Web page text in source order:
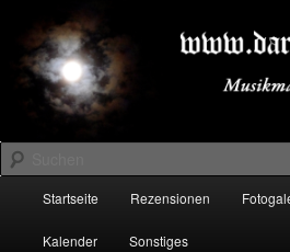
primären
Inhalt
springenDARK-
Suchen
Startseite Rezensionen
Kalender Sonstiges